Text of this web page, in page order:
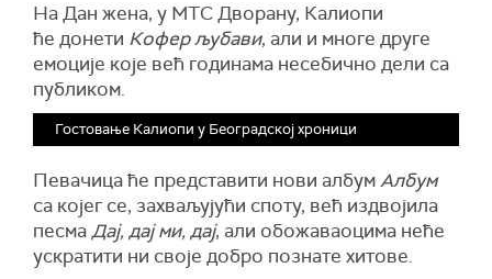
На Дан жена, у МТС Дворану, Калиопи
ће донети Кофер љубави, али и многе друге
емоције које већ годинама несебично дели са
публиком.
Гостовање Калиопи у Београдској хроници
Певачица ће представити нови албумАлбум
са којег се, захваљујући споту, већ издвојила
песмаДај, дај ми, дај, али обожаваоцима неће
ускратити ни своје добро познате хитове.